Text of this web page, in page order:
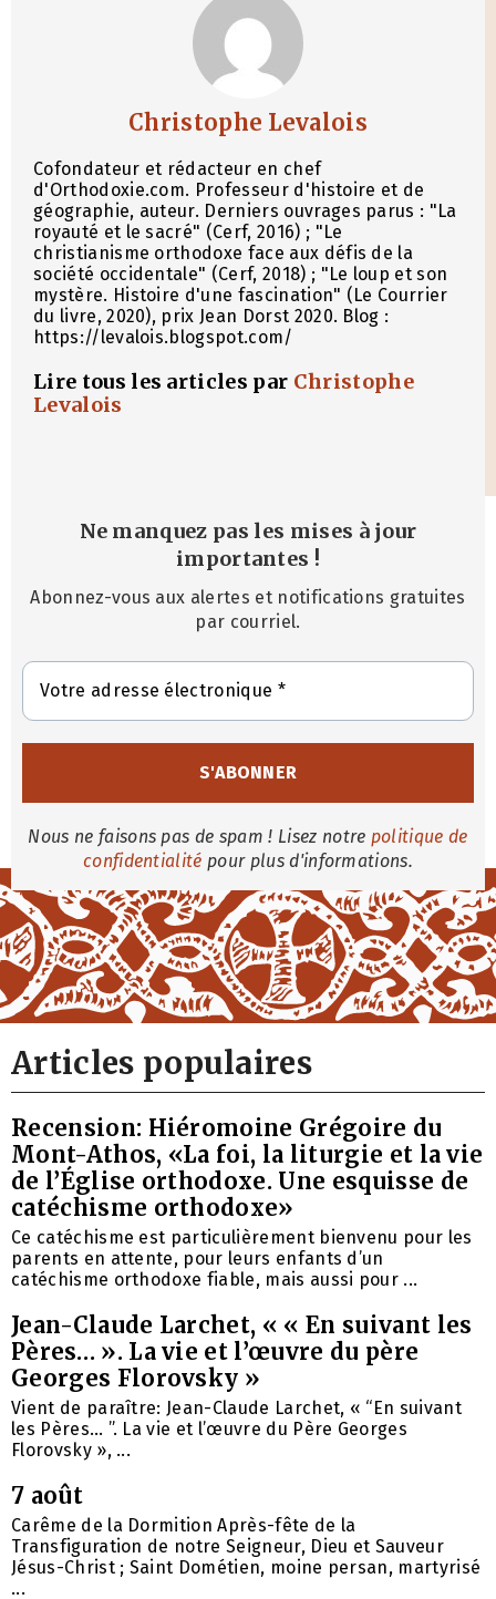
Christophe Levalois
Cofondateur et rédacteur en chef
d'Orthodoxie.com. Professeur d'histoire et de
géographie, auteur. Derniers ouvrages parus : "La
royauté et le sacré" (Cerf, 2016) ; "Le
christianisme orthodoxe face aux défis de la
société occidentale" (Cerf, 2018) ; "Le loup et son
mystère. Histoire d'une fascination" (Le Courrier
du livre, 2020), prix Jean Dorst 2020. Blog :
https://levalois.blogspot.com/
Lire tous les articles par Christophe
Levalois
Ne manquez pas les mises à jour
importantes !
Abonnez-vous aux alertes et notifications gratuites
par courriel.
Nous ne faisons pas de spam ! Lisez notre politique de
confidentialité pour plus d'informations.
Articles populaires
Recension: Hiéromoine Grégoire du
Mont-Athos, «La foi, la liturgie et la vie
de l’Église orthodoxe. Une esquisse de
catéchisme orthodoxe»
Ce catéchisme est particulièrement bienvenu pour les
parents en attente, pour leurs enfants d’un
catéchisme orthodoxe fiable, mais aussi pour ...
Jean-Claude Larchet, « « En suivant les
Pères… ». La vie et l’œuvre du père
Georges Florovsky »
Vient de paraître: Jean-Claude Larchet, « “En suivant
les Pères… ”. La vie et l’œuvre du Père Georges
Florovsky », ...
7 août
Carême de la Dormition Après-fête de la
Transfiguration de notre Seigneur, Dieu et Sauveur
Jésus-Christ ; Saint Dométien, moine persan, martyrisé
...